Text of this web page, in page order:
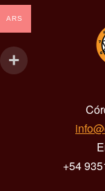
+54
ARS